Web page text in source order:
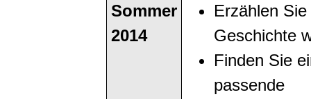
Sommer
2014
Erzählen Sie
Geschichte
Finden Sie
passende